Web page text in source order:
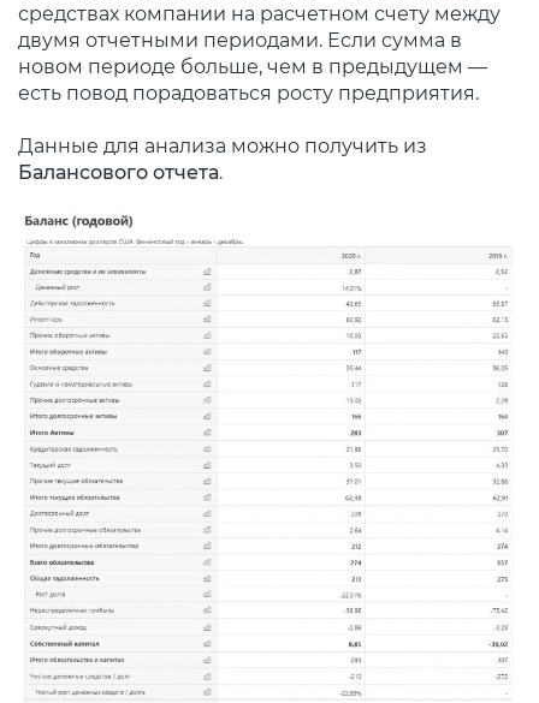
средствах компании на расчетном счету между
двумя отчетными периодами. Если сумма в
новом периоде больше, чем в предыдущем —
есть повод порадоваться росту предприятия.
Данные для анализа можно получить из
Балансового отчета.